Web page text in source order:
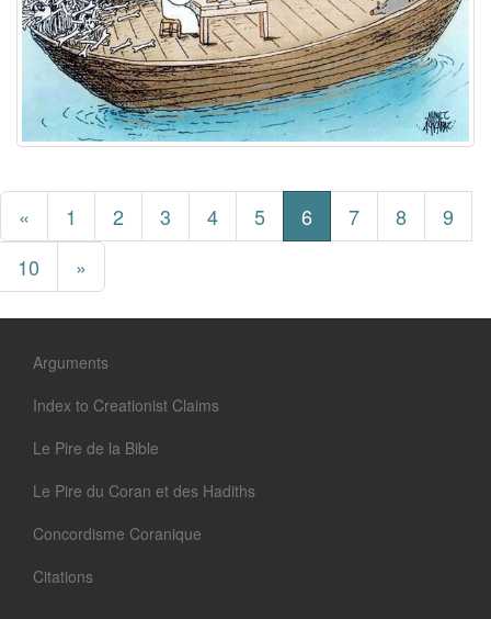
« 1 2 3 4 5 6 7 8
9
10
»
Arguments
Index to Creationist Claims
Le Pire de la Bible
Le Pire du Coran et des Hadiths
Concordisme Coranique
Citations